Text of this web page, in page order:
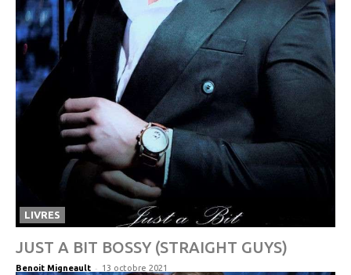
LIVRES
JUST A BIT BOSSY (STRAIGHT GUYS)
Benoit Migneault - 13 octobre 2021